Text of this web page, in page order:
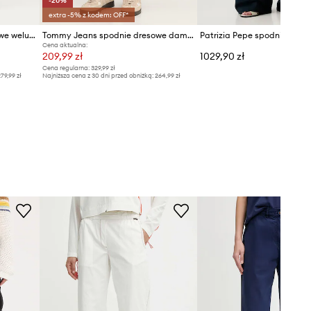
Juicy Couture spodnie dresowe welurowe Monogram Lisa
zł
extra -5% z kodem: OFF*
Tommy Jeans spodnie dresowe damskie bawełniane
Cena aktualna:
209,99 zł
Cena regularna:329,99 zł
Najniższa cena z 30 dni przed obniżką:264,99 zł
1029,90 zł